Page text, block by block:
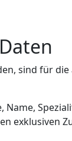
sind für
exklusiven